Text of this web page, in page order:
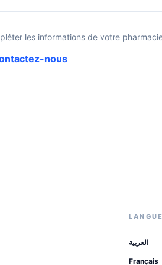
les informations de votre
nous
العربية
Français